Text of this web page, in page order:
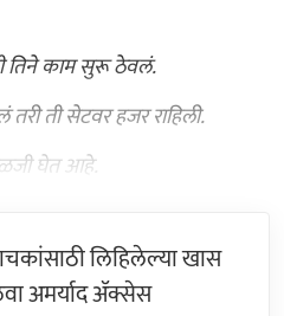
तिने काम सुरू ठेवलं.
ती सेटवर हजर राहिली.
घेत आहे.
लिहिलेल्या खास
अमर्याद ॲक्सेस